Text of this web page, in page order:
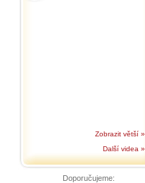
Zobrazit větší »
Další videa »
Doporučujeme: